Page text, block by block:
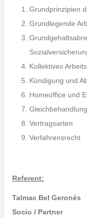
Grundprinzipien
Grundlegende
Kollektives
Kündigung und
Homeoffice und
Vertragsarten
Verfahrensrecht
Referent:
Talmac Bel Geronés
Socio / Partner